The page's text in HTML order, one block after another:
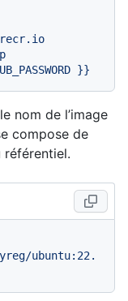
}}
nom de l’image
compose de
référentiel.
ubuntu:22.